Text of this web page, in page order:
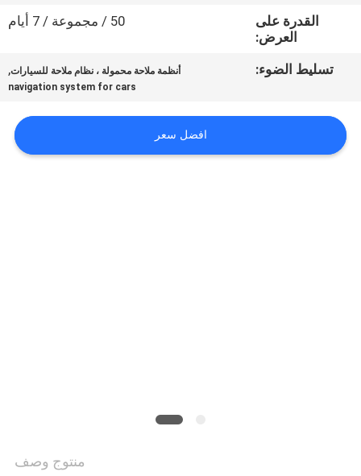
الجودة
اتصل
أخبار
القدرة على
العرض:
50 / مجموعة / 7 أيام
تسليط الضوء: أنظمة ملاحة محمولة ، نظام ملاحة للسيارات,
navigation system for cars
افضل سعر
منتوج وصف